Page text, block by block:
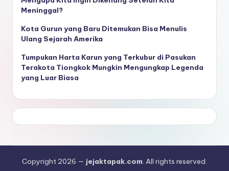
Meninggal?
Kota Gurun yang Baru Ditemukan Bisa Menulis
Ulang Sejarah Amerika
Tumpukan Harta Karun yang Terkubur di Pasukan
Terakota Tiongkok Mungkin Mengungkap Legenda
yang Luar Biasa
Copyright 2026 — jejaktapak.com. All rights reserved.